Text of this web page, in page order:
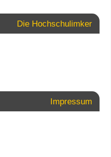
Die Hochschulimker
Impressum